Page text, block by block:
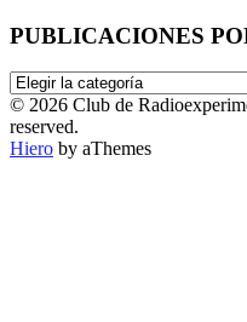
PUBLICACIONES
PUBLICACIONES
POR
CATEGORÍA
© 2026 Club de
reserved.
Hiero by aThemes